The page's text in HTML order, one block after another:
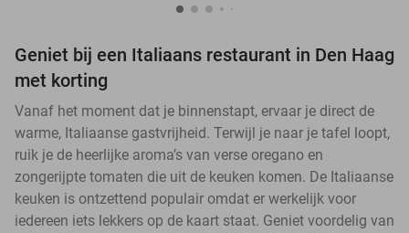
Geniet bij een Italiaans restaurant in Den Haag
met korting
Vanaf het moment dat je binnenstapt, ervaar je direct de
warme, Italiaanse gastvrijheid. Terwijl je naar je tafel loopt,
ruik je de heerlijke aroma’s van verse oregano en
zongerijpte tomaten die uit de keuken komen. De Italiaanse
keuken is ontzettend populair omdat er werkelijk voor
iedereen iets lekkers op de kaart staat. Geniet voordelig van